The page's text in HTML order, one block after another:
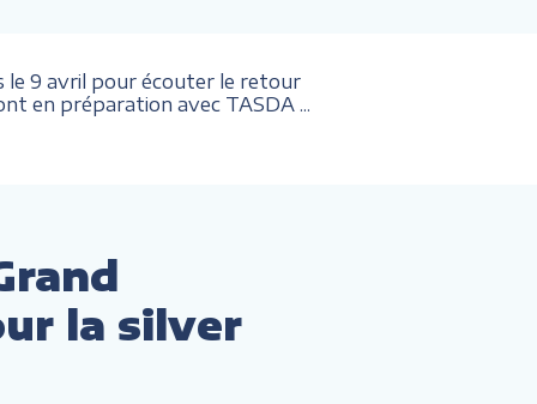
le 9 avril pour écouter le retour
en préparation avec TASDA ...
la silver